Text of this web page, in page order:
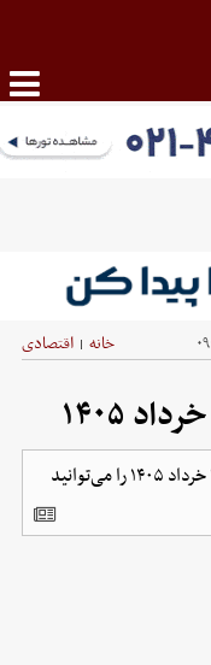
خانه | اقتصادی
قیمت دلار، یورو، پوند و سایر ارز‌ها امروز شنبه ۱۶ خرداد ۱۴۰۵ را می‌توانید